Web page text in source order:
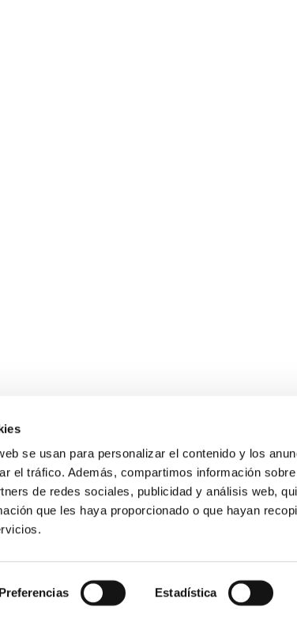
se usan para personalizar el contenido y los
el tráfico. Además, compartimos información
de redes sociales, publicidad y análisis web,
que les haya proporcionado o que hayan
Preferencias Estadística
(Twitter)
Facebook LinkedInYouTube Instagram
LEGAL